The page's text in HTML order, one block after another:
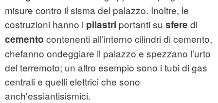
misure contro il sisma del palazzo. Inoltre, le
costruzioni hanno i pilastri portanti su sfere di
cemento contenenti all’interno cilindri di cemento,
chefanno ondeggiare il palazzo e spezzano l’urto
del terremoto; un altro esempio sono i tubi di gas
centrali e quelli elettrici che sono
anch'essiantisismici.